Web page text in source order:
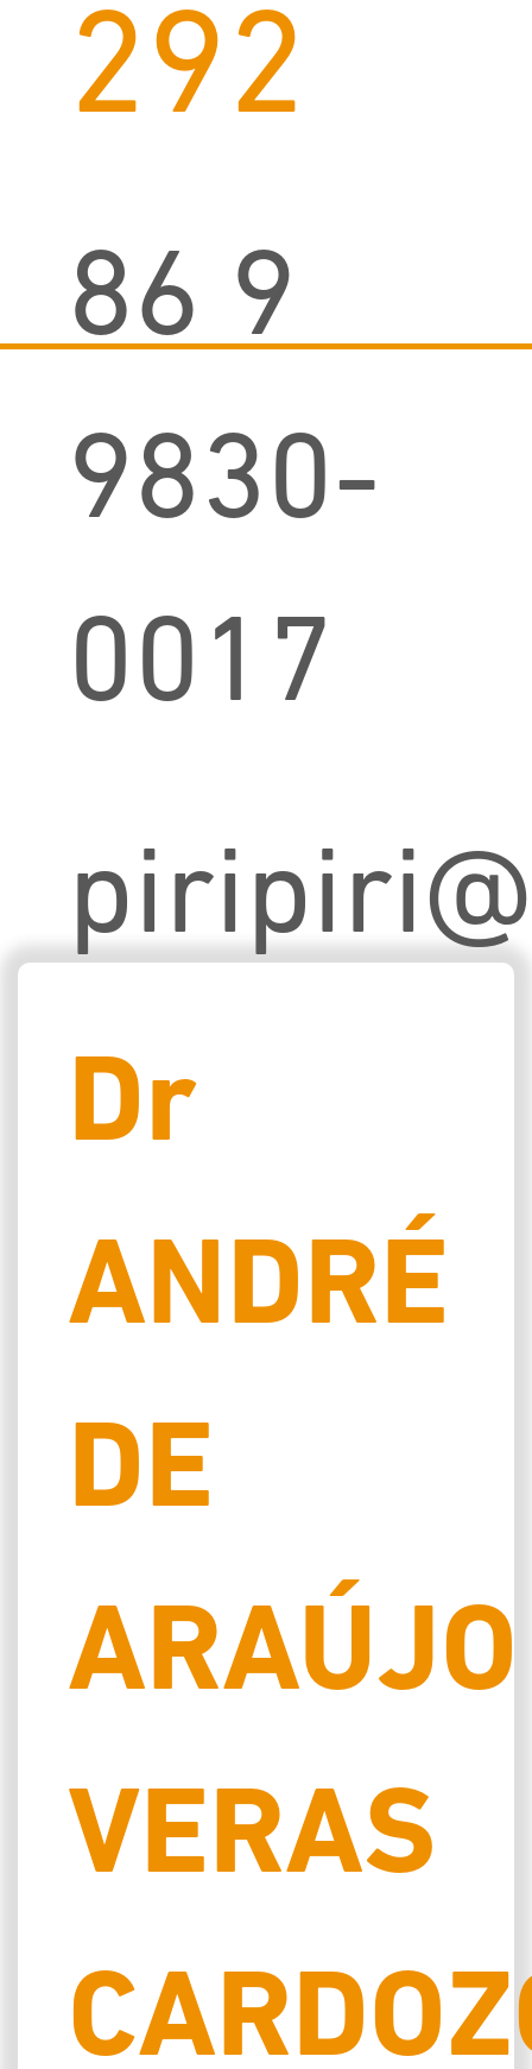
292
86 9
9830-
0017
Dr
ANDRÉ
DE
ARAÚJO
VERAS